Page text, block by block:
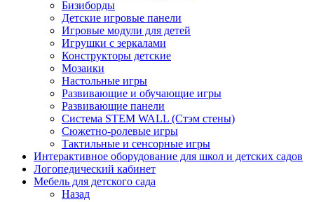
Бизиборды
Детские игровые панели
Игровые модули для детей
Игрушки с зеркалами
Конструкторы детские
Мозаики
Настольные игры
Развивающие и обучающие игры
Развивающие панели
Система STEM WALL (Cтэм стены)
Сюжетно-ролевые игры
Тактильные и сенсорные игры
Интерактивное оборудование для школ и детских садов
Логопедический кабинет
Мебель для детского сада
Назад